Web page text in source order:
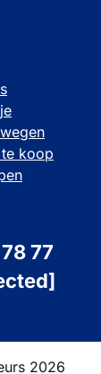
koop
77
2026